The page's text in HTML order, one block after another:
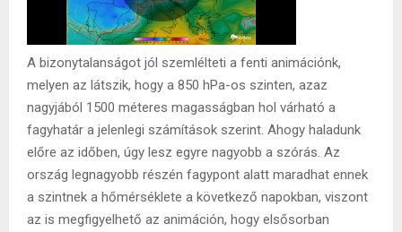
A bizonytalanságot jól szemlélteti a fenti animációnk,
melyen az látszik, hogy a 850 hPa-os szinten, azaz
nagyjából 1500 méteres magasságban hol várható a
fagyhatár a jelenlegi számítások szerint. Ahogy haladunk
előre az időben, úgy lesz egyre nagyobb a szórás. Az
ország legnagyobb részén fagypont alatt maradhat ennek
a szintnek a hőmérséklete a következő napokban, viszont
az is megfigyelhető az animáción, hogy elsősorban